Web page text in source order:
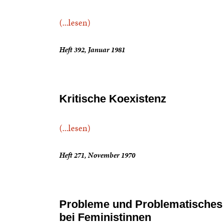
(...lesen)
Heft 392, Januar 1981
Kritische Koexistenz
(...lesen)
Heft 271, November 1970
Probleme und Problematisches
bei Feministinnen